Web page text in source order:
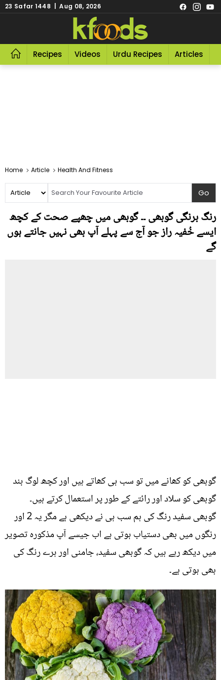
23 Safar 1448 | Aug 08, 2026
Recipes Videos Urdu Recipes Articles
Home Article Health And Fitness
رنگ برنگی گوبھی ۔۔ گوبھی میں چھپے صحت کے کچھ
ایسے خُفیہ راز جو آج سے پہلے آپ بھی نہیں جانتے ہوں
گے
گوبھی کو کھانے میں تو سب ہی کھاتے ہیں اور کچھ لوگ بند
گوبھی کو سلاد اور رائتے کے طور پر استعمال کرتے ہیں۔
گوبھی سفید رنگ کی ہم سب ہی نے دیکھی ہے مگر یہ 2 اور
رنگوں میں بھی دستیاب ہوتی ہے اب جیسے آپ مذکورہ تصویر
میں دیکھ رہے ہیں کہ گوبھی سفید، جامنی اور ہرے رنگ کی
بھی ہوتی ہے۔